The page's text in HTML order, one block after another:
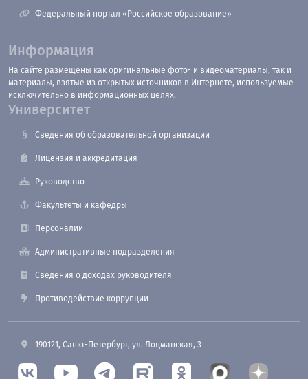
Федеральный портал «Российское образование»
Информация
На сайте размещены как оригинальные фото- и видеоматериалы, так и
материалы, взятые из открытых источников в Интернете, используемые
исключительно в информационных целях.
Университет
Сведения об образовательной организации
Лицензия и аккредитация
Руководство
Факультеты и кафедры
Персоналии
Административные подразделения
Сведения о доходах руководителя
Противодействие коррупции
190121, Санкт-Петербург, ул. Лоцманская, 3